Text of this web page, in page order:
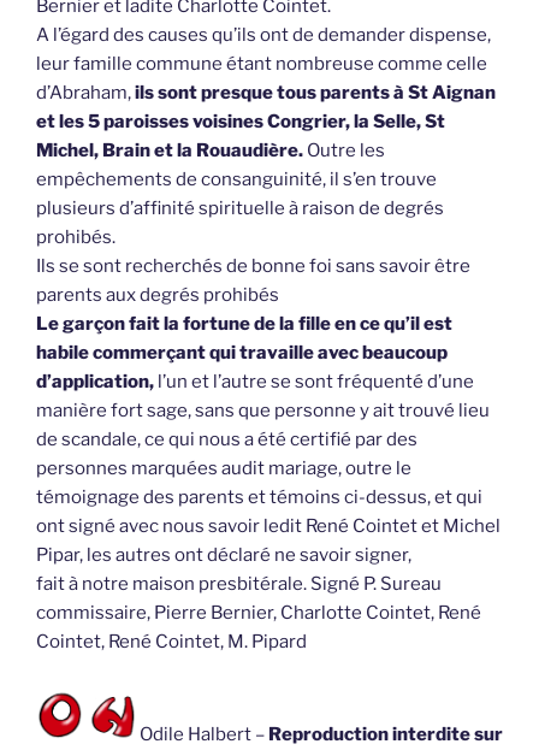
Bernier et ladite Charlotte Cointet.
A l’égard des causes qu’ils ont de demander dispense,
leur famille commune étant nombreuse comme celle
d’Abraham,ils sont presque tous parents à St Aignan
et les 5 paroisses voisines Congrier, la Selle, St
Michel, Brain et la Rouaudière. Outre les
empêchements de consanguinité, il s’en trouve
plusieurs d’affinité spirituelle à raison de degrés
prohibés.
Ils se sont recherchés de bonne foi sans savoir être
parents aux degrés prohibés
Le garçon fait la fortune de la fille en ce qu’il est
habile commerçant qui travaille avec beaucoup
d’application, l’un et l’autre se sont fréquenté d’une
manière fort sage, sans que personne y ait trouvé lieu
de scandale, ce qui nous a été certifié par des
personnes marquées audit mariage, outre le
témoignage des parents et témoins ci-dessus, et qui
ont signé avec nous savoir ledit René Cointet et Michel
Pipar, les autres ont déclaré ne savoir signer,
fait à notre maison presbitérale. Signé P. Sureau
commissaire, Pierre Bernier, Charlotte Cointet, René
Cointet, René Cointet, M. Pipard
Odile Halbert – Reproduction interdite sur